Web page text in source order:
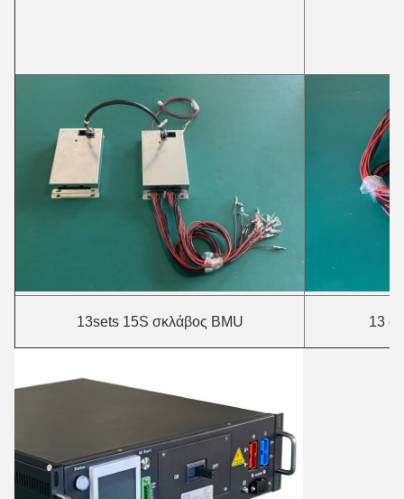
13sets 15S σκλάβος BMU 13